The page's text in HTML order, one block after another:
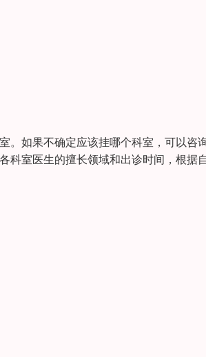
。如果不确定应该挂哪个科室，可以咨
科室医生的擅长领域和出诊时间，根据